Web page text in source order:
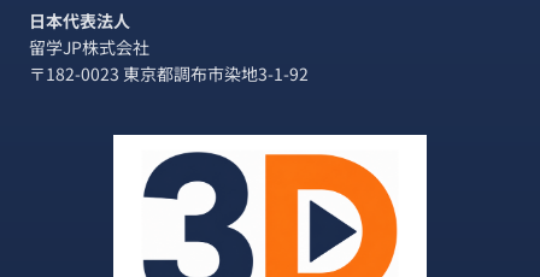
日本代表法人
留学JP株式会社
〒182-0023 東京都調布市染地3-1-92